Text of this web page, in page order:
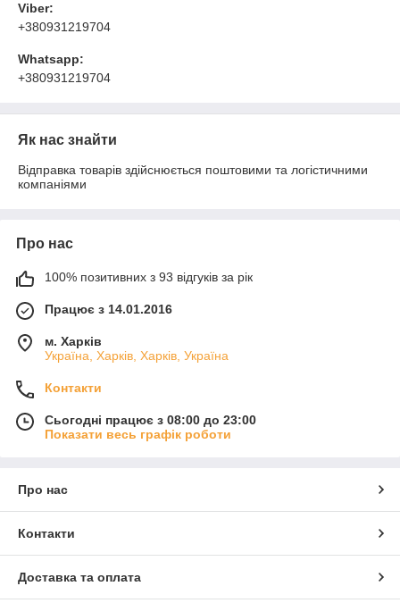
Viber:
+380931219704
Whatsapp:
+380931219704
Як нас знайти
Відправка товарів здійснюється поштовими та логістичними
компаніями
Про нас
100% позитивних з 93 відгуків за рік
Працює з 14.01.2016
м. Харків
Україна, Харків, Харків, Україна
Контакти
Сьогодні працює з 08:00 до 23:00
Показати весь графік роботи
Про нас
Контакти
Доставка та оплата